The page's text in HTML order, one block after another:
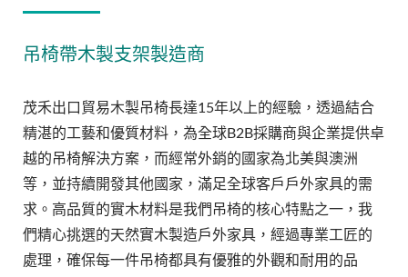
吊椅帶木製支架製造商
茂禾出口貿易木製吊椅長達15年以上的經驗，透過結合
精湛的工藝和優質材料，為全球B2B採購商與企業提供卓
越的吊椅解決方案，而經常外銷的國家為北美與澳洲
等，並持續開發其他國家，滿足全球客戶戶外家具的需
求。高品質的實木材料是我們吊椅的核心特點之一，我
們精心挑選的天然實木製造戶外家具，經過專業工匠的
處理，確保每一件吊椅都具有優雅的外觀和耐用的品